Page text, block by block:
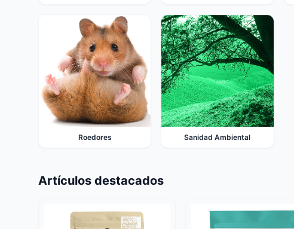
Roedores Sanidad Ambiental
Artículos destacados